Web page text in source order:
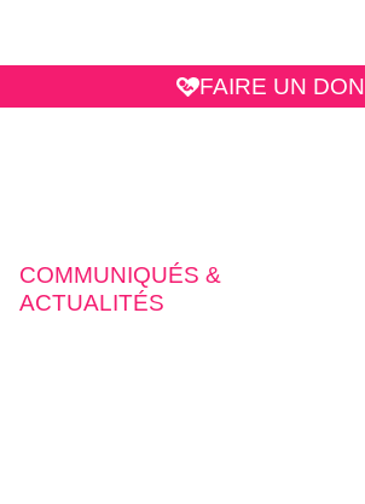
FAIRE UN DON
COMMUNIQUÉS &
ACTUALITÉS